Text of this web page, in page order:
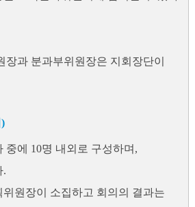
장과 분과부위원장은 지회장단이
중에 10명 내외로 구성하며,
.
원장이 소집하고 회의의 결과는